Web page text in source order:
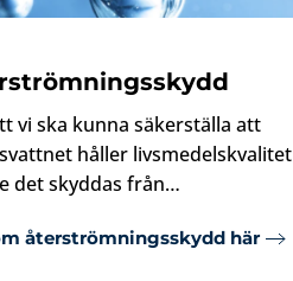
vi ska kunna säkerställa att
håller livsmedelskvalitet
det skyddas från…
återströmningsskydd här